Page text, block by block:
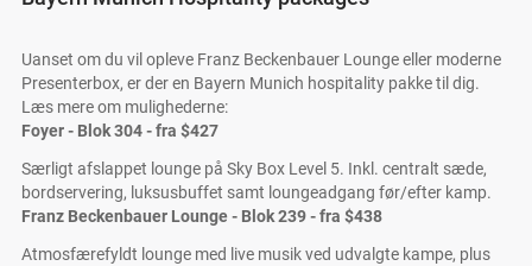
Uanset om du vil opleve Franz Beckenbauer Lounge eller moderne
Presenterbox, er der en Bayern Munich hospitality pakke til dig.
Læs mere om mulighederne:
Foyer - Blok 304 - fra $427
Særligt afslappet lounge på Sky Box Level 5. Inkl. centralt sæde,
bordservering, luksusbuffet samt loungeadgang før/efter kamp.
Franz Beckenbauer Lounge - Blok 239 - fra $438
Atmosfærefyldt lounge med live musik ved udvalgte kampe, plus